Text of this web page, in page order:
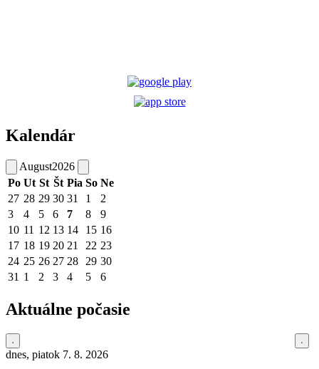
Kalendár
August2026
Po Ut St Št Pia So Ne
27 28 29 30 31 1
2
3
4 5 6 7 8
9
10 11 12 13 14 15 16
17 18 19 20 21 22 23
24 25 26 27 28 29 30
31 1 2 3 4 5 6
Aktuálne počasie
dnes, piatok 7. 8. 2026